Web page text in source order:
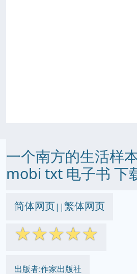
一个南方的生活样
mobi txt 电子书 下
简体网页||繁体网页
☆☆☆☆☆
出版者:作家出版社